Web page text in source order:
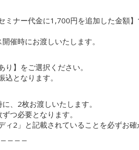
ミナー代金に1,700円を追加した金額
催時にお渡しいたします。
】をご選択ください。
となります。
、2枚お渡しいたします。
つ必要となります。
ィ2」と記載されていることを必ずお